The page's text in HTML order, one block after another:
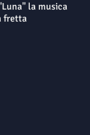
la musica
fretta